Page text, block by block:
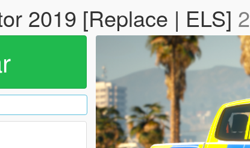
2019 [Replace | ELS] 2